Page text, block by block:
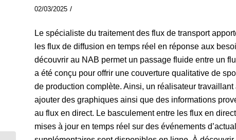
02/03/2025 /
Le spécialiste du traitement des flux de transport
les flux de diffusion en temps réel en réponse aux
découvrir au NAB permet un passage fluide entre un
a été conçu pour offrir une couverture qualitative de
de production complète. Ainsi, un réalisateur
ajouter des graphiques ainsi que des informations
au flux en direct. Le basculement entre les flux en
mises à jour en temps réel sur des événements